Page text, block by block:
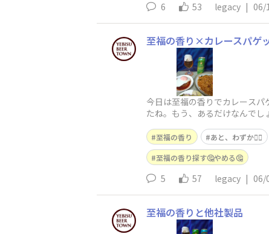
6 53 legacy | 06/
至福の香り×カレースパゲ
今日は至福の香りでカレース
たね。もう、あるだけなんでし
至福の香り あと、わずか😮‍💨
至福の香り探す🤔やめる🤔
5 57 legacy | 06/
至福の香りと他社製品